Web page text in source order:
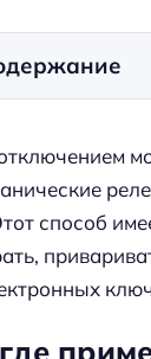
способ